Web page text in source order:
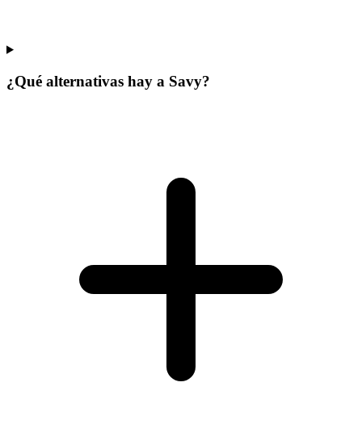
¿Qué alternativas hay a Savy?